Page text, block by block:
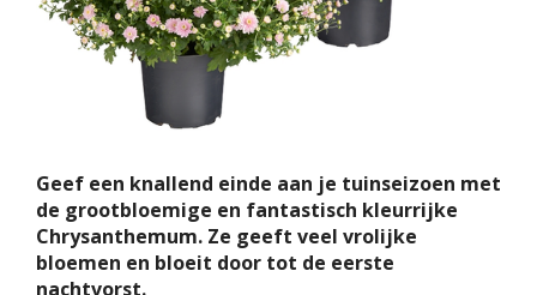
Geef een knallend einde aan je tuinseizoen met
de grootbloemige en fantastisch kleurrijke
Chrysanthemum. Ze geeft veel vrolijke
bloemen en bloeit door tot de eerste
nachtvorst.